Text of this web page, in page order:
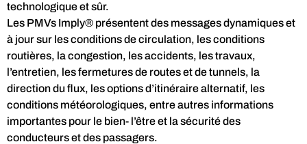
technologique et sûr.
Les PMVs Imply® présentent des messages dynamiques et
à jour sur les conditions de circulation, les conditions
routières, la congestion, les accidents, les travaux,
l’entretien, les fermetures de routes et de tunnels, la
direction du flux, les options d’itinéraire alternatif, les
conditions météorologiques, entre autres informations
importantes pour le bien- l’être et la sécurité des
conducteurs et des passagers.